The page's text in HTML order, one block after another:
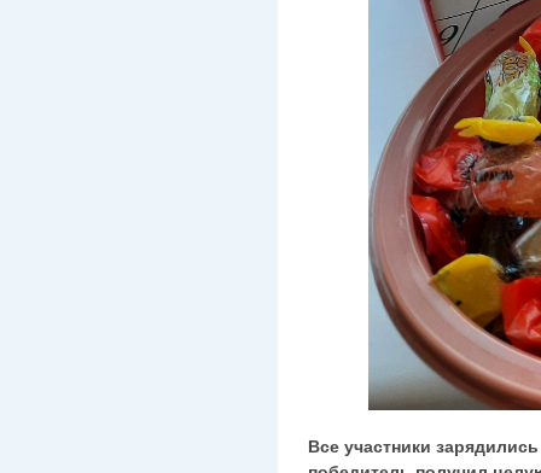
Все участники